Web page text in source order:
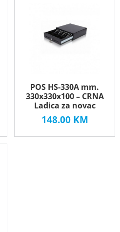
POS HS-330A mm.
330x330x100 – CRNA
Ladica za novac
148.00 KM